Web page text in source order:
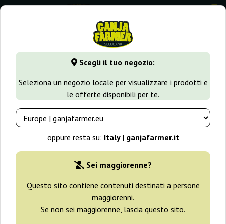
Scegli il tuo negozio:
Seleziona un negozio locale per visualizzare i prodotti e
le offerte disponibili per te.
oppure resta su: Italy | ganjafarmer.it
Sei maggiorenne?
Questo sito contiene contenuti destinati a persone
maggiorenni.
Se non sei maggiorenne, lascia questo sito.
0
GanjaFarmer.it Varietà di Cannabis White Widow Auto